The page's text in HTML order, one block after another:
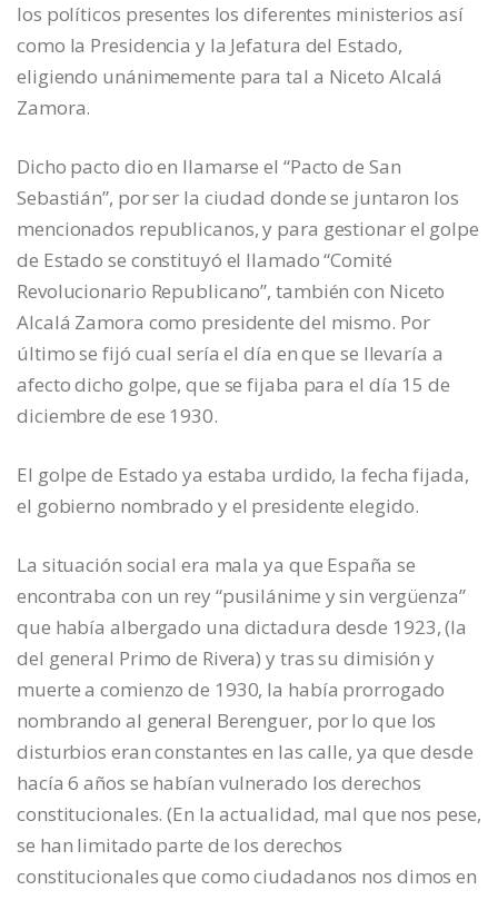
los políticos presentes los diferentes ministerios así
como la Presidencia y la Jefatura del Estado,
eligiendo unánimemente para tal a Niceto Alcalá
Zamora.
Dicho pacto dio en llamarse el “Pacto de San
Sebastián”, por ser la ciudad donde se juntaron los
mencionados republicanos, y para gestionar el golpe
de Estado se constituyó el llamado “Comité
Revolucionario Republicano”, también con Niceto
Alcalá Zamora como presidente del mismo. Por
último se fijó cual sería el día en que se llevaría a
afecto dicho golpe, que se fijaba para el día 15 de
diciembre de ese 1930.
El golpe de Estado ya estaba urdido, la fecha fijada,
el gobierno nombrado y el presidente elegido.
La situación social era mala ya que España se
encontraba con un rey “pusilánime y sin vergüenza”
que había albergado una dictadura desde 1923, (la
del general Primo de Rivera) y tras su dimisión y
muerte a comienzo de 1930, la había prorrogado
nombrando al general Berenguer, por lo que los
disturbios eran constantes en las calle, ya que desde
hacía 6 años se habían vulnerado los derechos
constitucionales. (En la actualidad, mal que nos pese,
se han limitado parte de los derechos
constitucionales que como ciudadanos nos dimos en